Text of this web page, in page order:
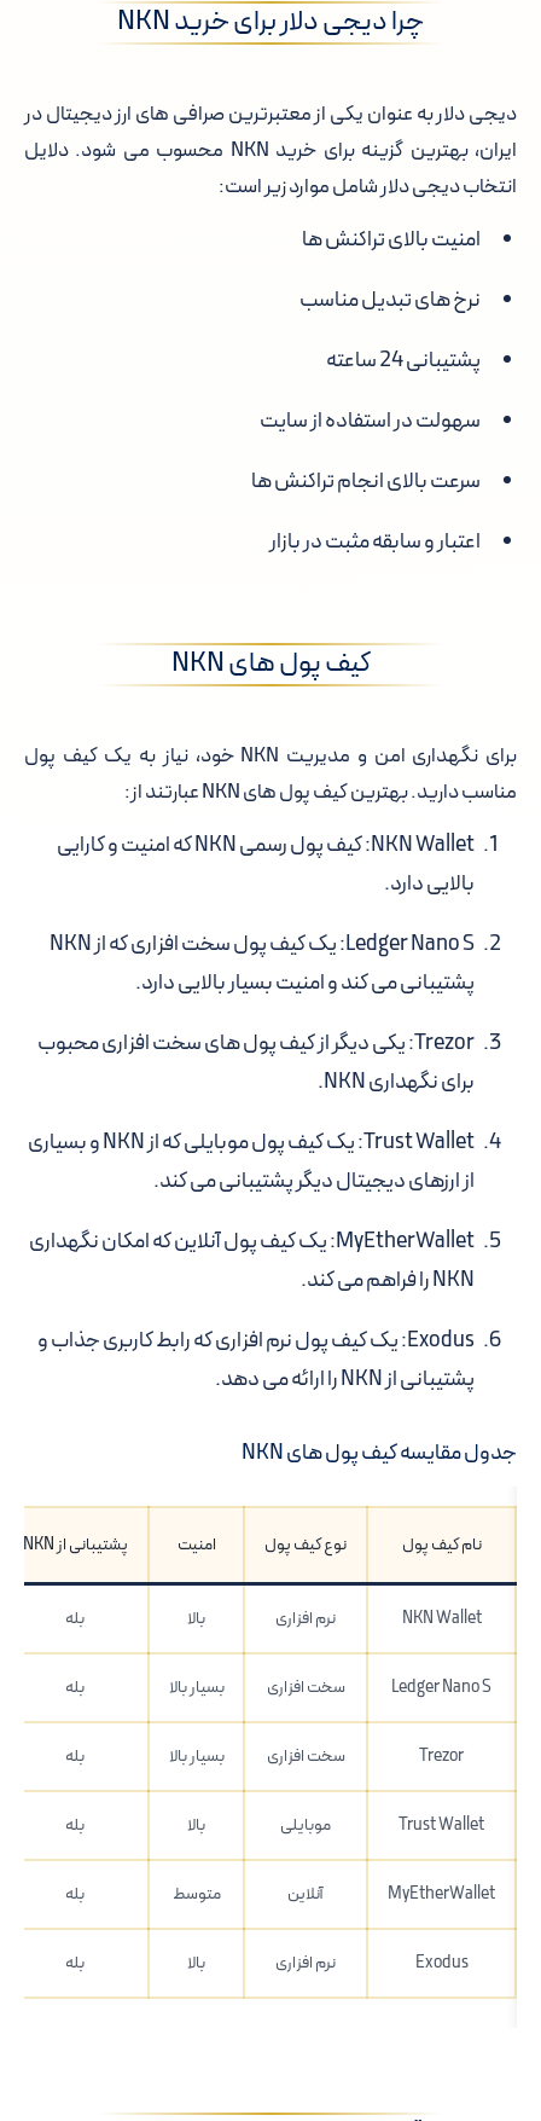
چرا دیجی دلار برای خرید NKN
دیجی دلار به عنوان یکی از معتبرترین صرافی های ارز دیجیتال در
ایران، بهترین گزینه برای خرید NKN محسوب می شود. دلایل
انتخاب دیجی دلار شامل موارد زیر است:
امنیت بالای تراکنش ها
نرخ های تبدیل مناسب
پشتیبانی 24 ساعته
سهولت در استفاده از سایت
سرعت بالای انجام تراکنش ها
اعتبار و سابقه مثبت در بازار
کیف پول های NKN
برای نگهداری امن و مدیریت NKN خود، نیاز به یک کیف پول
مناسب دارید. بهترین کیف پول های NKN عبارتند از:
NKN Wallet
: کیف پول رسمی NKN که امنیت و کارایی
بالایی دارد.
Ledger Nano S
: یک کیف پول سخت افزاری که از NKN
پشتیبانی می کند و امنیت بسیار بالایی دارد.
Trezor: یکی دیگر از کیف پول های سخت افزاری محبوب
برای نگهداری NKN.
Trust Wallet
: یک کیف پول موبایلی که از NKN و بسیاری
از ارزهای دیجیتال دیگر پشتیبانی می کند.
MyEtherWallet: یک کیف پول آنلاین که امکان نگهداری
NKN را فراهم می کند.
Exodus: یک کیف پول نرم افزاری که رابط کاربری جذاب و
پشتیبانی از NKN را ارائه می دهد.
جدول مقایسه کیف پول های NKN
نام کیف پول نوع کیف پول امنیت پشتیبانی از NKN
NKN Wallet نرم افزاری بالا بله
Ledger Nano S سخت افزاری بسیار بالا بله
Trezor سخت افزاری بسیار بالا بله
Trust Wallet موبایلی بالا بله
MyEtherWallet آنلاین متوسط بله
Exodus نرم افزاری بالا بله